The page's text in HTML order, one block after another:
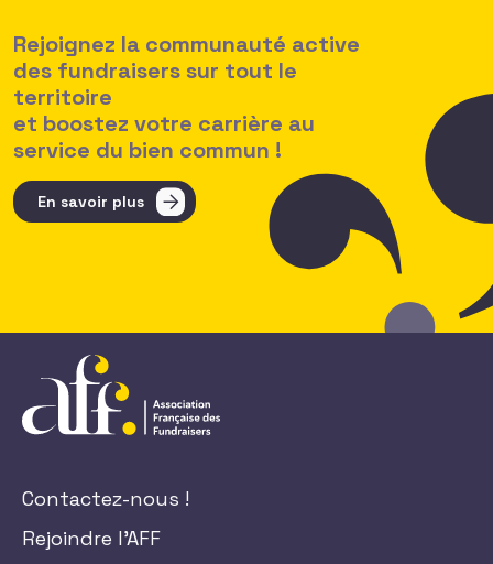
Rejoignez la communauté active
des fundraisers sur tout le
territoire
et boostez votre carrière au
service du bien commun !
En savoir plus
Contactez-nous !
Rejoindre l'AFF